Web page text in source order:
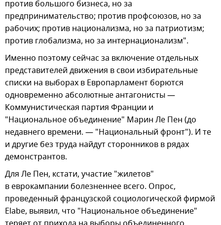
против большого бизнеса, но за
предпринимательство; против профсоюзов, но за
рабочих; против национализма, но за патриотизм;
против глобализма, но за интернационализм".
Именно поэтому сейчас за включение отдельных
представителей движения в свои избирательные
списки на выборах в Европарламент борются
одновременно абсолютные антагонисты —
Коммунистическая партия Франции и
"Национальное объединение" Марин Ле Пен (до
недавнего времени. — "Национальный фронт"). И те
и другие без труда найдут сторонников в рядах
демонстрантов.
Для Ле Пен, кстати, участие "жилетов"
в еврокампании болезненнее всего. Опрос,
проведенный французской социологической фирмой
Elabe, выявил, что "Национальное объединение"